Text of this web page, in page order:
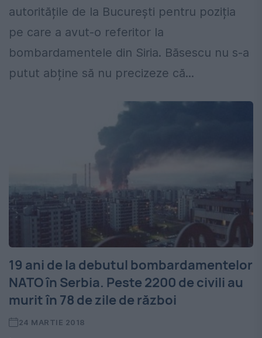
autoritățile de la București pentru poziția
pe care a avut-o referitor la
bombardamentele din Siria. Băsescu nu s-a
putut abține să nu precizeze că...
19 ani de la debutul bombardamentelor
NATO în Serbia. Peste 2200 de civili au
murit în 78 de zile de război
24 MARTIE 2018